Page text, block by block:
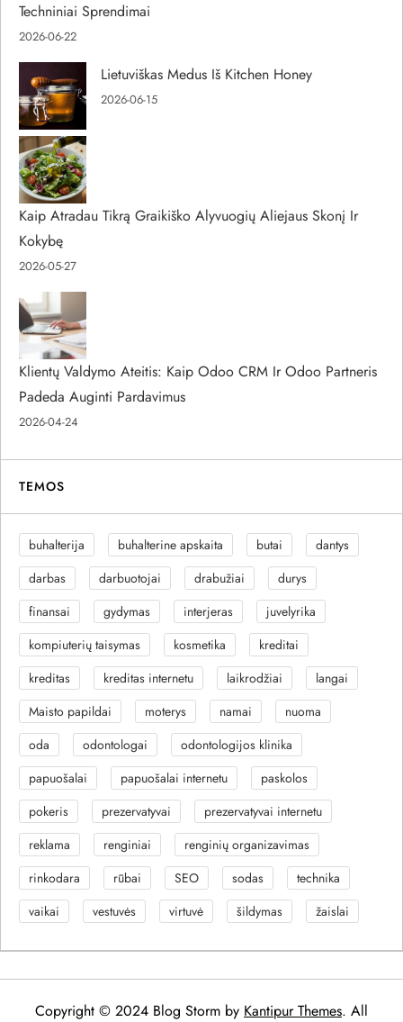
Techniniai Sprendimai
2026-06-22
Lietuviškas Medus Iš Kitchen Honey
2026-06-15
Kaip Atradau Tikrą Graikiško Alyvuogių Aliejaus Skonį Ir
Kokybę
2026-05-27
Klientų Valdymo Ateitis: Kaip Odoo CRM Ir Odoo Partneris
Padeda Auginti Pardavimus
2026-04-24
TEMOS
buhalterija buhalterine apskaita butai
dantys
darbas
darbuotojai drabužiai
durys
finansai
gydymas interjeras
juvelyrika
kompiuterių taisymas
kosmetika
kreditai
kreditas
kreditas internetu laikrodžiai
langai
Maisto papildai
moterys namai
nuoma
oda
odontologai
odontologijos klinika
papuošalai
papuošalai internetu
paskolos
pokeris
prezervatyvai
prezervatyvai internetu
reklama
renginiai
renginių organizavimas
rinkodara
rūbai SEO sodas
technika
vaikai
vestuvės virtuvė šildymas žaislai
Copyright © 2024 Blog Storm by Kantipur Themes. All